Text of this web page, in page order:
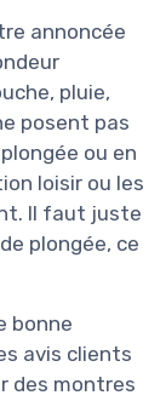
annoncée
pluie,
posent pas
ou en
loisir ou les
Il faut juste
plongée, ce
bonne
avis clients
des montres